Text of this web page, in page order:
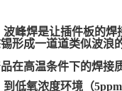
波峰焊是让插件板的
形成一道道类似波浪
在高温条件下的焊接
到低氧浓度环境（